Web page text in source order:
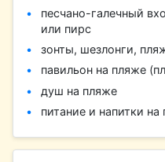
песчано-галечный
или пирс
зонты, шезлонги,
павильон на пляже
душ на пляже
питание и напитки на